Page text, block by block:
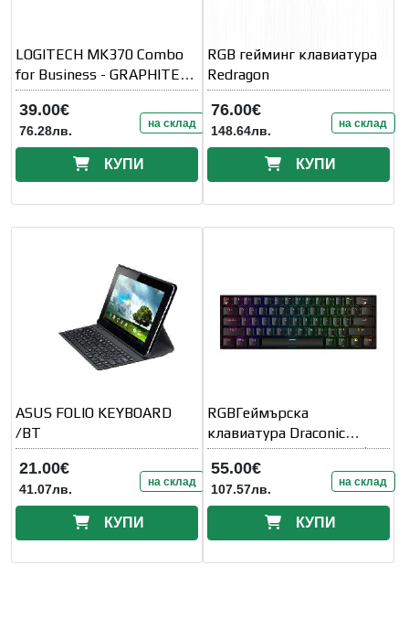
LOGITECH MK370 Combo
for Business - GRAPHITE -
US INT' L - BT
39.00€
76.28лв. на склад
КУПИ
RGB гейминг клавиатура
Redragon
76.00€
148.64лв. на склад
КУПИ
ASUS FOLIO KEYBOARD
/BT
21.00€
41.07лв. на склад
КУПИ
RGBГеймърска
клавиатура Draconic
K530RGB-PRO_BR с Кафяв
превключвател
55.00€
107.57лв. на склад
КУПИ